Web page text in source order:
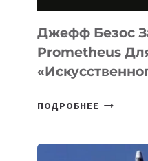
И
LINUX
Джефф Безос
Prometheus
ПОДРОБНЕЕ ДЖЕФФ
СТАРТАП